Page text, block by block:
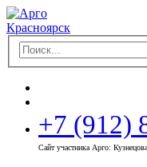
+7 (912)
Сайт участника Арго: